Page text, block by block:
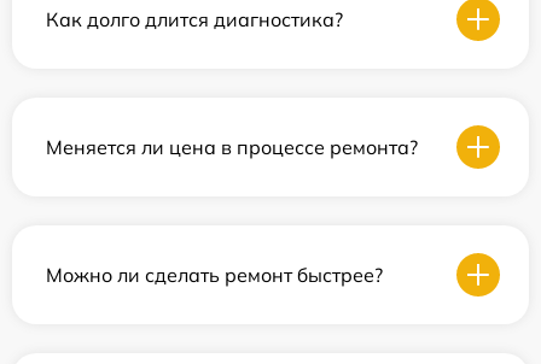
Как долго длится диагностика?
Меняется ли цена в процессе ремонта?
Можно ли сделать ремонт быстрее?